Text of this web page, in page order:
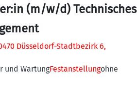
(m/w/d) Technisches
Düsseldorf-Stadtbezirk 6,
und WartungFestanstellungohne